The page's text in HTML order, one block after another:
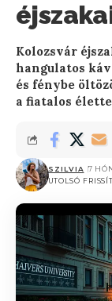
Kolozsvár
hangulatos
és fénybe
a fiatalos
UTOLSÓ
SZILVIA 7